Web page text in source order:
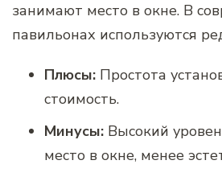
занимают место в окне. В
павильонах используются
Плюсы: Простота
стоимость.
Минусы: Высокий
место в окне, менее